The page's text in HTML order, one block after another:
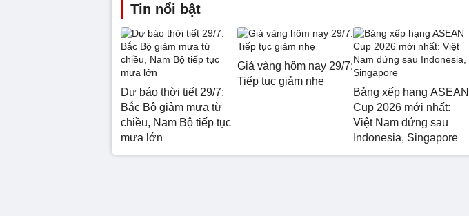
Tin nổi bật
Dự báo thời tiết 29/7:
Bắc Bộ giảm mưa từ
chiều, Nam Bộ tiếp tục
mưa lớn
Giá vàng hôm nay 29/7:
Tiếp tục giảm nhẹ
Bảng xếp hạng ASEAN
Cup 2026 mới nhất:
Việt Nam đứng sau
Indonesia, Singapore